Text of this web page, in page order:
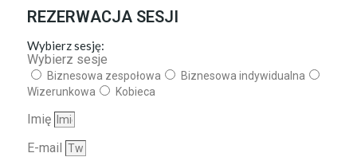
REZERWACJA SESJI
Wybierz sesję:
Wybierz sesje
Biznesowa zespołowa
Biznesowa indywidualna
Wizerunkowa
Kobieca
Imię
E-mail